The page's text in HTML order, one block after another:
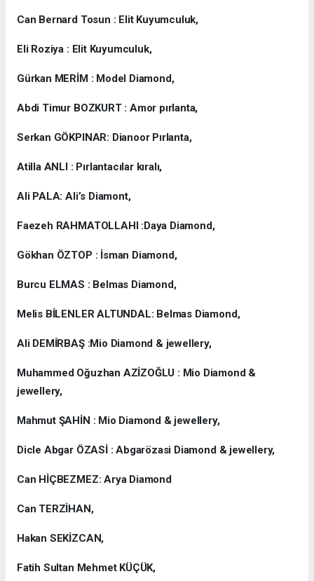
Can Bernard Tosun : Elit Kuyumculuk,
Eli Roziya : Elit Kuyumculuk,
Gürkan MERİM : Model Diamond,
Abdi Timur BOZKURT : Amor pırlanta,
Serkan GÖKPINAR: Dianoor Pırlanta,
Atilla ANLI : Pırlantacılar kıralı,
Ali PALA: Ali’s Diamont,
Faezeh RAHMATOLLAHI :Daya Diamond,
Gökhan ÖZTOP : İsman Diamond,
Burcu ELMAS : Belmas Diamond,
Melis BİLENLER ALTUNDAL: Belmas Diamond,
Ali DEMİRBAŞ :Mio Diamond & jewellery,
Muhammed Oğuzhan AZİZOĞLU : Mio Diamond &
jewellery,
Mahmut ŞAHİN : Mio Diamond & jewellery,
Dicle Abgar ÖZASİ : Abgarözasi Diamond & jewellery,
Can HİÇBEZMEZ: Arya Diamond
Can TERZİHAN,
Hakan SEKİZCAN,
Fatih Sultan Mehmet KÜÇÜK,